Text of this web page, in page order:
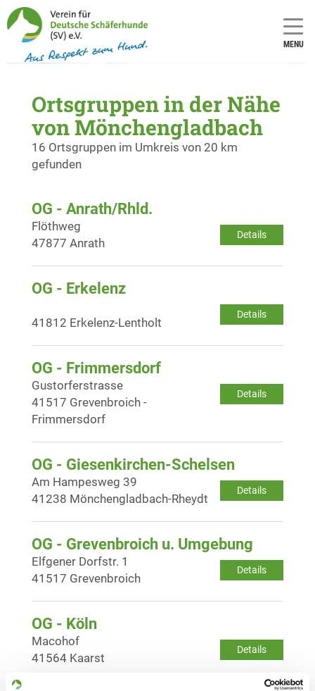
MENU
Ortsgruppen in der Nähe
von Mönchengladbach
16 Ortsgruppen im Umkreis von 20 km
gefunden
OG - Anrath/Rhld.
Details
Flöthweg
47877 Anrath
OG - Erkelenz
Details
41812 Erkelenz-Lentholt
OG - Frimmersdorf
Details
Gustorferstrasse
41517 Grevenbroich -
Frimmersdorf
OG - Giesenkirchen-Schelsen
Details
Am Hampesweg 39
41238 Mönchengladbach-Rheydt
OG - Grevenbroich u. Umgebung
Details
Elfgener Dorfstr. 1
41517 Grevenbroich
OG - Köln
Details
Macohof
41564 Kaarst